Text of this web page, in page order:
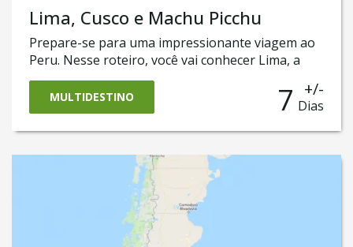
Lima, Cusco e Machu Picchu
Prepare-se para uma impressionante viagem ao
Peru. Nesse roteiro, você vai conhecer Lima, a
belíssima capital com sua deliciosa e premiada
gastronomia, Cusco, uma cidade colonial que foi a
sede do império Inca, as belíssimas as paisagens
do Vale Sagrado e o ponto mais esperado da
MULTIDESTINO 7 +/-
Dias